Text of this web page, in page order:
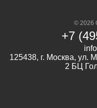
© 2026
+7
125438, г. Москва, ул.
2 БЦ